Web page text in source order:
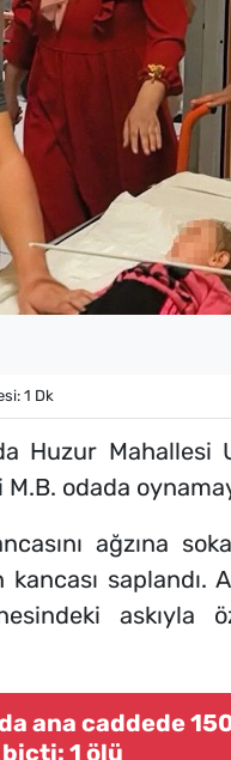
1 Dk
Huzur Mahallesi
odada
ağzına
kancası saplandı.
askıyla
ana caddede
1 ölü